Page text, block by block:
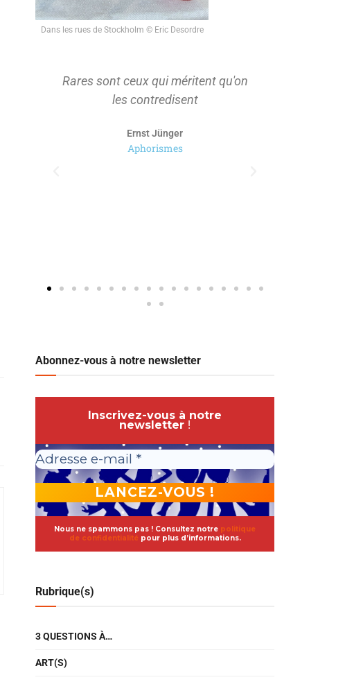
Dans les rues de Stockholm © Eric Desordre
Rares sont ceux qui méritent qu'on
les contredisent
Ernst Jünger
Aphorismes
Abonnez-vous à notre newsletter
Inscrivez-vous à notre
newsletter !
Nous ne spammons pas ! Consultez notre politique
de confidentialité pour plus d’informations.
Rubrique(s)
3 QUESTIONS À…
ART(S)